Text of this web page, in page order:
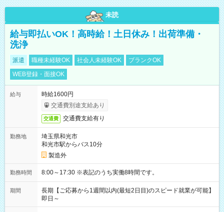
未読
給与即払いOK！高時給！土日休み！出荷準備・
洗浄
派遣 職種未経験OK 社会人未経験OK
ブランクOK
WEB登録・面接OK
給与
時給1600円
交通費別途支給あり
交通費 交通費支給有り
勤務地
埼玉県和光市
和光市駅からバス10分
製造外
勤務時間 8:00～17:30 ※表記のうち実働8時間です。
期間
長期【ご応募から1週間以内(最短2日目)のスピード就業が可能】
即日～